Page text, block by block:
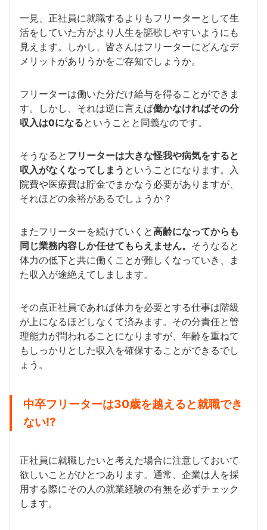
一見、正社員に就職するよりもフリーターとして生
活をしていた方がより人生を謳歌しやすいようにも
見えます。しかし、皆さんはフリーターにどんなデ
メリットがありうかをご存知でしょうか。
フリーターは働いた分だけ給与を得ることができま
す。しかし、それは逆に言えば働かなければその分
収入は0になるということと同義なのです。
そうなると フリーターは大きな怪我や病気をすると
収入がなくなってしまう ということになります。入
院費や医療費は貯金でまかなう必要がありますが、
それほどの余裕があるでしょうか？
またフリーターを続けていくと高齢になってからも
同じ業務内容しか任せてもらえません。 そうなると
体力の低下と共に働くことが難しくなっていき、ま
た収入が途絶えてしまします。
その点正社員であれば体力を必要とする仕事は階級
が上になるほどしなくて済みます。その分責任と管
理能力が問われることになりますが、年齢を重ねて
もしっかりとした収入を確保することができるでし
ょう。
中卒フリーターは30歳を越えると就職でき
ない!?
正社員に就職したいと考えた場合に注意しておいて
欲しいことがひとつあります。通常、企業は人を採
用する際にその人の就業経験の有無を必ずチェック
します。